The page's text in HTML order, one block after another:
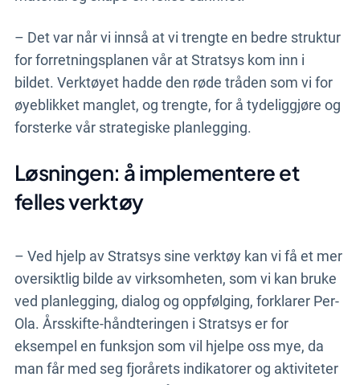
– Det var når vi innså at vi trengte en bedre struktur
for forretningsplanen vår at Stratsys kom inn i
bildet. Verktøyet hadde den røde tråden som vi for
øyeblikket manglet, og trengte, for å tydeliggjøre og
forsterke vår strategiske planlegging.
Løsningen: å implementere et
felles verktøy
– Ved hjelp av Stratsys sine verktøy kan vi få et mer
oversiktlig bilde av virksomheten, som vi kan bruke
ved planlegging, dialog og oppfølging, forklarer Per-
Ola. Årsskifte-håndteringen i Stratsys er for
eksempel en funksjon som vil hjelpe oss mye, da
man får med seg fjorårets indikatorer og aktiviteter